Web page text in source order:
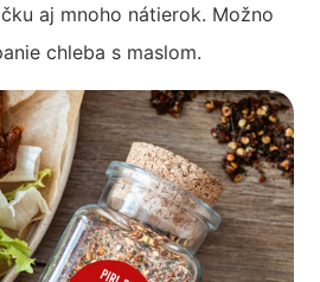
aj mnoho nátierok. Možno
chleba s maslom.